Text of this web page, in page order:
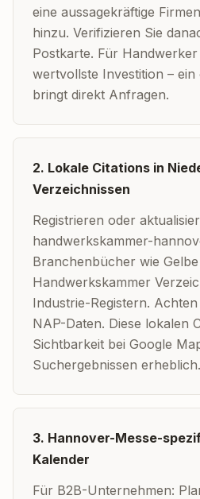
eine aussagekräftige
hinzu. Verifizieren Sie
Postkarte. Für Handwerker
wertvollste Investition – ein
bringt direkt Anfragen.
2. Lokale Citations in
Verzeichnissen
Registrieren oder
handwerkskammer-
Branchenbücher wie
Handwerkskammer
Industrie-Registern.
NAP-Daten. Diese lokalen
Sichtbarkeit bei Google
Suchergebnissen erheblich.
3. Hannover-Messe-
Kalender
Für B2B-Unternehmen: